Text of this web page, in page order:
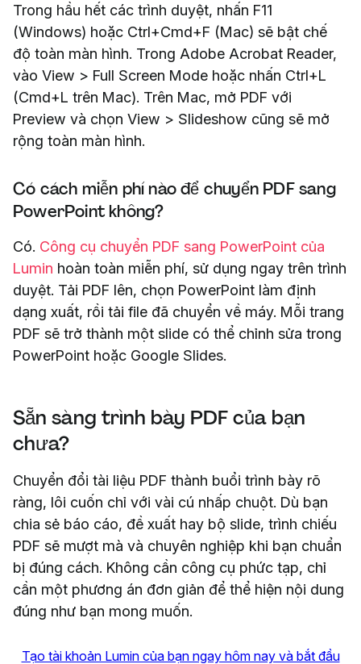
Trong hầu hết các trình duyệt, nhấn F11
(Windows) hoặc Ctrl+Cmd+F (Mac) sẽ bật chế
độ toàn màn hình. Trong Adobe Acrobat Reader,
vào View > Full Screen Mode hoặc nhấn Ctrl+L
(Cmd+L trên Mac). Trên Mac, mở PDF với
Preview và chọn View > Slideshow cũng sẽ mở
rộng toàn màn hình.
Có cách miễn phí nào để chuyển PDF sang
PowerPoint không?
Có. Công cụ chuyển PDF sang PowerPoint của
Lumin hoàn toàn miễn phí, sử dụng ngay trên trình
duyệt. Tải PDF lên, chọn PowerPoint làm định
dạng xuất, rồi tải file đã chuyển về máy. Mỗi trang
PDF sẽ trở thành một slide có thể chỉnh sửa trong
PowerPoint hoặc Google Slides.
Sẵn sàng trình bày PDF của bạn
chưa?
Chuyển đổi tài liệu PDF thành buổi trình bày rõ
ràng, lôi cuốn chỉ với vài cú nhấp chuột. Dù bạn
chia sẻ báo cáo, đề xuất hay bộ slide, trình chiếu
PDF sẽ mượt mà và chuyên nghiệp khi bạn chuẩn
bị đúng cách. Không cần công cụ phức tạp, chỉ
cần một phương án đơn giản để thể hiện nội dung
đúng như bạn mong muốn.
Tạo tài khoản Lumin của bạn ngay hôm nay và bắt đầu